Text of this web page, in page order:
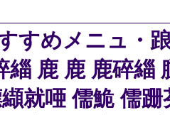
すめメニュ・
緇 鹿 鹿 鹿碎緇
就唖 儒鮠 儒跚